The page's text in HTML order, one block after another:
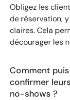
Obligez les
de réservation,
claires. Cela
décourager les
Comment
confirmer
no-shows ?